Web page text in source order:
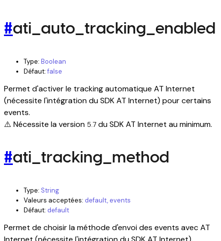
#ati_auto_tracking_enabled
Type: Boolean
Défaut:false
Permet d'activer le tracking automatique AT Internet
(nécessite l'intégration du SDK AT Internet) pour certains
events.
⚠️ Nécessite la version 5.7 du SDK AT Internet au minimum.
#ati_tracking_method
Type: String
Valeurs acceptées: default, events
Défaut: default
Permet de choisir la méthode d'envoi des events avec AT